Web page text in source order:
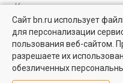
Коммерческая
недвижимость
Сайт bn.ru использует
для персонализации
пользования веб-сайтом.
разрешаете их
обезличенных